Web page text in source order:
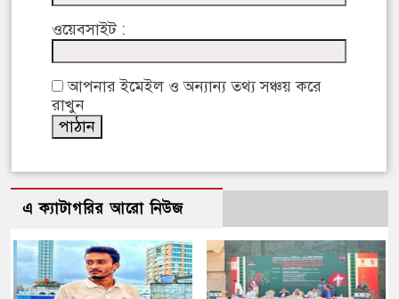
ওয়েবসাইট :
আপনার ইমেইল ও অন্যান্য তথ্য সঞ্চয় করে
রাখুন
এ ক্যাটাগরির আরো নিউজ